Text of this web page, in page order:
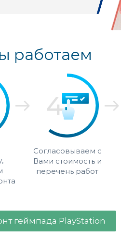
работаем
Согласовываем с
Вами стоимость и
перечень работ
геймпада PlayStation